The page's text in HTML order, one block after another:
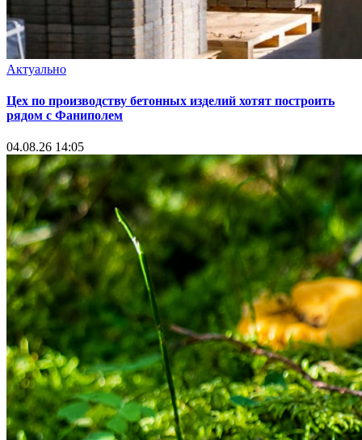
Актуально
Цех по производству бетонных изделий хотят построить
рядом с Фаниполем
04.08.26 14:05